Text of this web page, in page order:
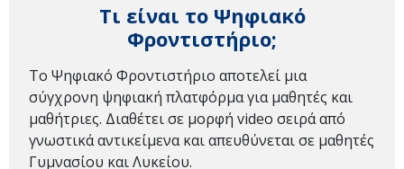
Τι είναι το Ψηφιακό
Φροντιστήριο;
Το Ψηφιακό Φροντιστήριο αποτελεί μια
σύγχρονη ψηφιακή πλατφόρμα για μαθητές και
μαθήτριες. Διαθέτει σε μορφή video σειρά από
γνωστικά αντικείμενα και απευθύνεται σε μαθητές
Γυμνασίου και Λυκείου.